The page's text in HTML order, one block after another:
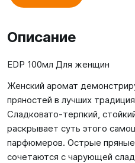
Описание
EDP 100мл Для женщин
Женский аромат
пряностей в лучших
Сладковато-терпкий,
раскрывает суть этого
парфюмеров. Острые пряные
сочетаются с чарующей